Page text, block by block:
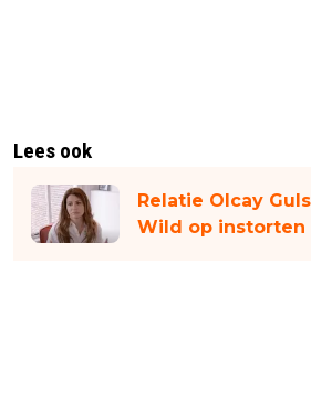
Lees ook
Relatie Olcay
Wild op instorten